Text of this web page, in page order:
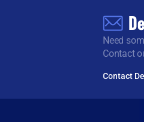
Need
Contact
Contact